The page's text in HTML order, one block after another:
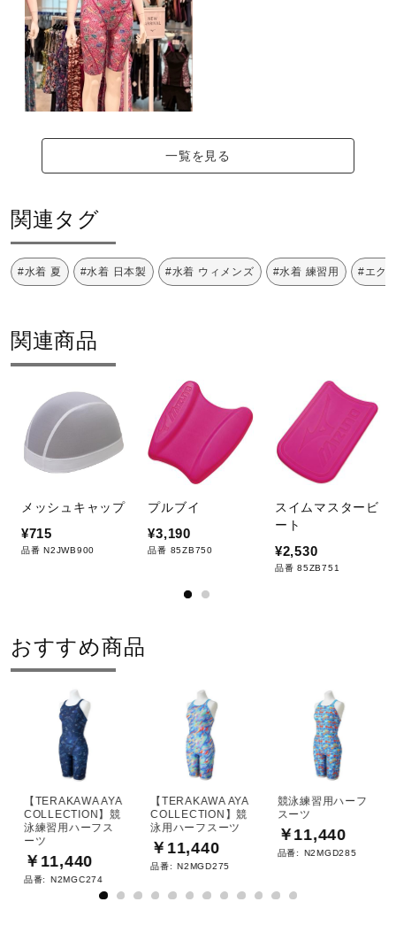
発売シーズン
2025年春夏
一覧を見る
関連タグ
#水着 夏 #水着 日本製 #水着 ウィメンズ #水着 練習用 #エク
関連商品
メッシュキャップ
¥715
品番 N2JWB900
プルブイ
¥3,190
品番 85ZB750
スイムマスタービ
ート
¥2,530
品番 85ZB751
おすすめ商品
【TERAKAWA AYA
COLLECTION】競
泳練習用ハーフス
ーツ
￥11,440
品番: N2MGC274
【TERAKAWA AYA
COLLECTION】競
泳用ハーフスーツ
￥11,440
品番: N2MGD275
競泳練習用ハーフ
スーツ
￥11,440
品番: N2MGD285